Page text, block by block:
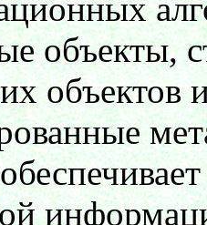
объекты,
объектов